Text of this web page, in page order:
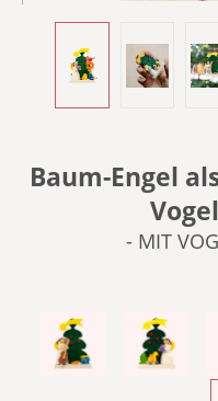
Baum-Engel
- MIT
- MIT CELLO -- MIT